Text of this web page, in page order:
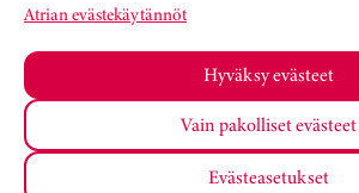
Atrian evästekäytännöt
Hyväksy evästeet
Vain pakolliset evästeet
Evästeasetukset
Estonia
Vaihde +372 76 79 900
Atria Oyj KoulumateriaalitTietosuojakäytäntö